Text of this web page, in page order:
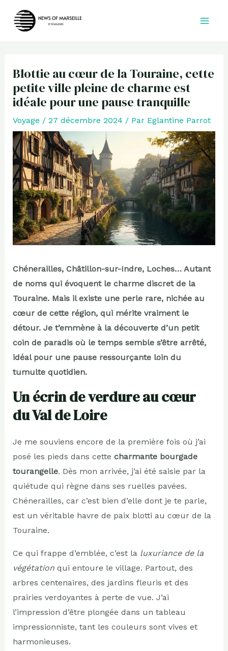
Blottie au cœur de la Touraine, cette
petite ville pleine de charme est
idéale pour une pause tranquille
Voyage / 27 décembre 2024 / Par Eglantine Parrot
Chénerailles, Châtillon-sur-Indre, Loches… Autant
de noms qui évoquent le charme discret de la
Touraine. Mais il existe une perle rare, nichée au
cœur de cette région, qui mérite vraiment le
détour. Je t’emmène à la découverte d’un petit
coin de paradis où le temps semble s’être arrêté,
idéal pour une pause ressourçante loin du
tumulte quotidien.
Un écrin de verdure au cœur
du Val de Loire
Je me souviens encore de la première fois où j’ai
posé les pieds dans cette charmante bourgade
tourangelle. Dès mon arrivée, j’ai été saisie par la
quiétude qui règne dans ses ruelles pavées.
Chénerailles, car c’est bien d’elle dont je te parle,
est un véritable havre de paix blotti au cœur de la
Touraine.
Ce qui frappe d’emblée, c’est la luxuriance de la
végétationqui entoure le village. Partout, des
arbres centenaires, des jardins fleuris et des
prairies verdoyantes à perte de vue. J’ai
l’impression d’être plongée dans un tableau
impressionniste, tant les couleurs sont vives et
harmonieuses.